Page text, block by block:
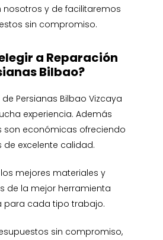
y de facilitaremos
sin compromiso.
a Reparación
Bilbao?
de Persianas Bilbao Vizcaya
experiencia. Además
son económicas ofreciendo
de excelente calidad.
mejores materiales y
de la mejor herramienta
para cada tipo trabajo.
sin compromiso,